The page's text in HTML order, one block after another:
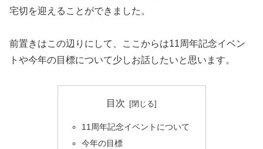
宅切を迎えることができました。
前置きはこの辺りにして、ここからは11周年記念イベン
トや今年の目標について少しお話したいと思います。
目次
11周年記念イベントについて
今年の目標